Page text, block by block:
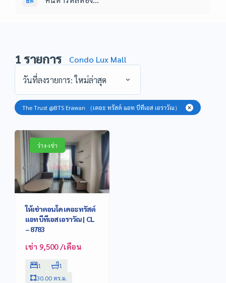
1 รายการ
Condo Lux Mall
วันที่ลงรายการ: ใหม่ล่าสุด
The Trust @BTS Erawan （เดอะ ทรัสต์ แอท บีทีเอส เอราวัณ）
ว่าง-เช่า
ให้เช่าคอนโด เดอะ ทรัสต์
แอท บีทีเอส เอราวัณ | CL
– 8783
เช่า 9,500 /เดือน
1
1
30.00 ตร.ม.